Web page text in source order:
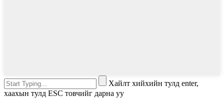
Хайлт хийхийн тулд enter,
хаахын тулд ESC товчийг дарна уу